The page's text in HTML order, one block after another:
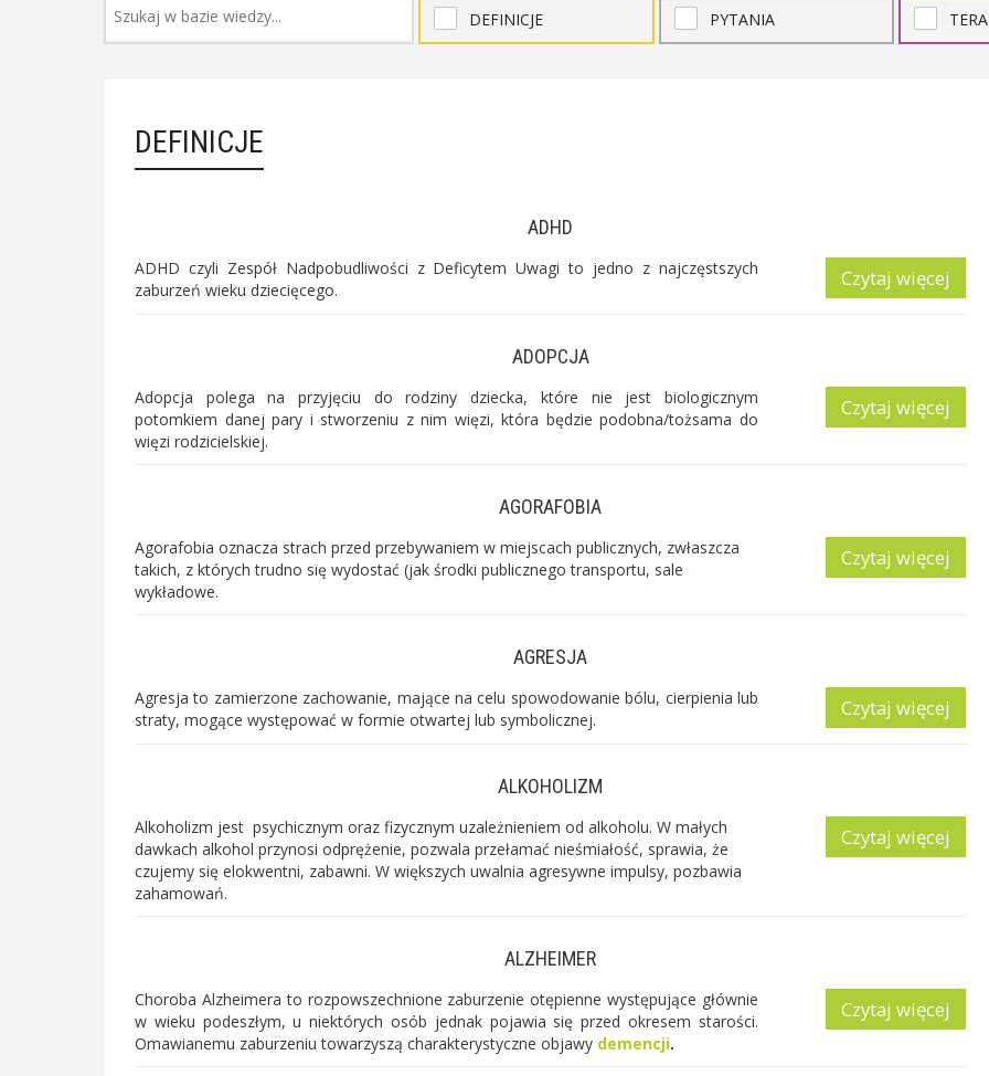
DEFINICJE PYTANIA
DEFINICJE
ADHD
ADHD czyli Zespół Nadpobudliwości z Deficytem Uwagi to jedno z najczęstszych
zaburzeń wieku dziecięcego.
Czytaj więcej
ADOPCJA
Adopcja polega na przyjęciu do rodziny dziecka, które nie jest biologicznym
potomkiem danej pary i stworzeniu z nim więzi, która będzie podobna/tożsama do
więzi rodzicielskiej.
Czytaj więcej
AGORAFOBIA
Agorafobia oznacza strach przed przebywaniem w miejscach publicznych, zwłaszcza
takich, z których trudno się wydostać (jak środki publicznego transportu, sale
wykładowe.
Czytaj więcej
AGRESJA
Agresja to zamierzone zachowanie, mające na celu spowodowanie bólu, cierpienia lub
straty, mogące występować w formie otwartej lub symbolicznej.
Czytaj więcej
ALKOHOLIZM
Alkoholizm jest psychicznym oraz fizycznym uzależnieniem od alkoholu. W małych
dawkach alkohol przynosi odprężenie, pozwala przełamać nieśmiałość, sprawia, że
czujemy się elokwentni, zabawni. W większych uwalnia agresywne impulsy, pozbawia
zahamowań.
Czytaj więcej
ALZHEIMER
Choroba Alzheimera to rozpowszechnione zaburzenie otępienne występujące głównie
w wieku podeszłym, u niektórych osób jednak pojawia się przed okresem starości.
Omawianemu zaburzeniu towarzyszą charakterystyczne objawy demencji.
Czytaj więcej